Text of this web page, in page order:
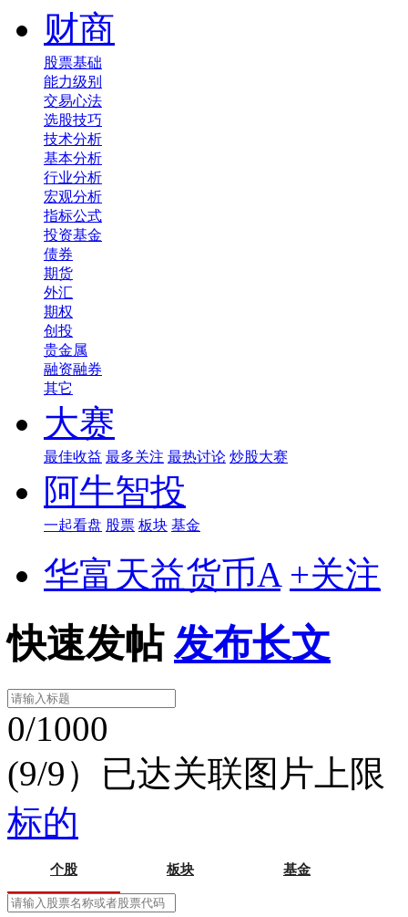
财商
股票基础
能力级别
交易心法
选股技巧
技术分析
基本分析
行业分析
宏观分析
指标公式
投资基金
债券
期货
外汇
期权
创投
贵金属
融资融券
其它
大赛
最佳收益 最多关注 最热讨论 炒股大赛
阿牛智投
一起看盘 股票 板块 基金
华富天益货币A +关注
快速发帖 发布长文
0/1000
(9/9）已达关联图片上限
标的
个股 板块 基金